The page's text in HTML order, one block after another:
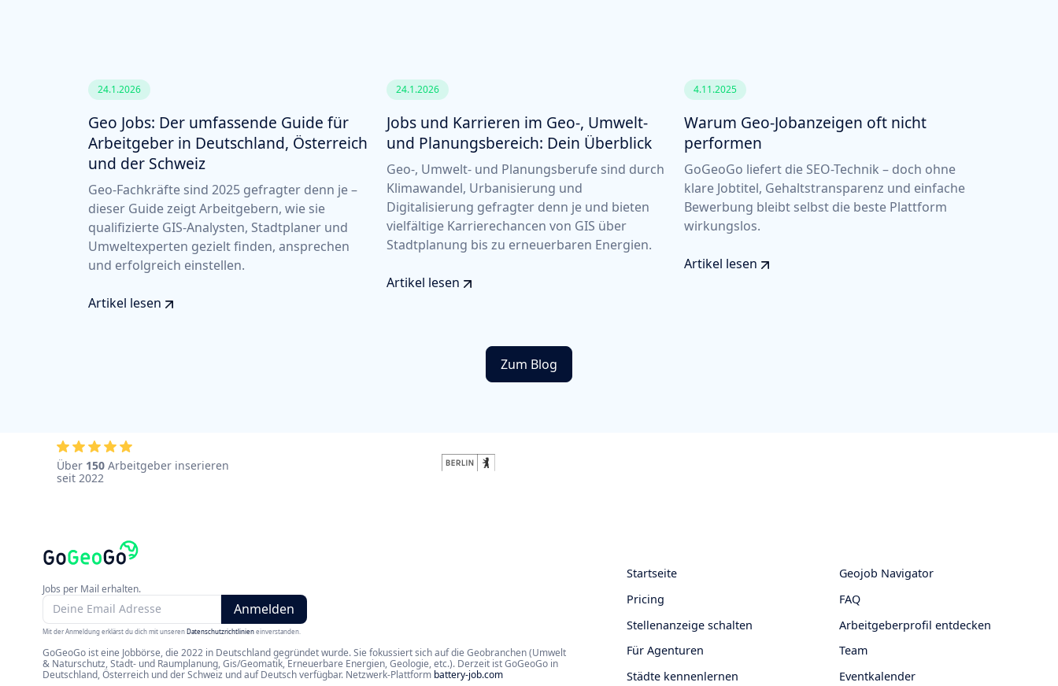
24.1.2026
Geo Jobs: Der umfassende Guide für
Arbeitgeber in Deutschland, Österreich
und der Schweiz
Geo-Fachkräfte sind 2025 gefragter denn je –
dieser Guide zeigt Arbeitgebern, wie sie
qualifizierte GIS-Analysten, Stadtplaner und
Umweltexperten gezielt finden, ansprechen
und erfolgreich einstellen.
Artikel lesen
24.1.2026
Jobs und Karrieren im Geo-, Umwelt-
und Planungsbereich: Dein Überblick
Geo-, Umwelt- und Planungsberufe sind durch
Klimawandel, Urbanisierung und
Digitalisierung gefragter denn je und bieten
vielfältige Karrierechancen von GIS über
Stadtplanung bis zu erneuerbaren Energien.
Artikel lesen
4.11.2025
Warum Geo-Jobanzeigen oft nicht
performen
GoGeoGo liefert die SEO-Technik – doch ohne
klare Jobtitel, Gehaltstransparenz und einfache
Bewerbung bleibt selbst die beste Plattform
wirkungslos.
Artikel lesen
Zum Blog
Über 150 Arbeitgeber inserieren
seit 2022
Jobs per Mail erhalten.
Mit der Anmeldung erklärst du dich mit unserenDatenschutzrichtlinieneinverstanden.
GoGeoGo ist eine Jobbörse, die 2022 in Deutschland gegründet wurde. Sie fokussiert sich auf die Geobranchen (Umwelt
& Naturschutz, Stadt- und Raumplanung, Gis/Geomatik, Erneuerbare Energien, Geologie, etc.). Derzeit ist GoGeoGo in
Deutschland, Österreich und der Schweiz und auf Deutsch verfügbar. Netzwerk-Plattform battery-job.com
Startseite
Pricing
Stellenanzeige schalten
Für Agenturen
Städte kennenlernen
Geojob Navigator
FAQ
Arbeitgeberprofil entdecken
Team
Eventkalender